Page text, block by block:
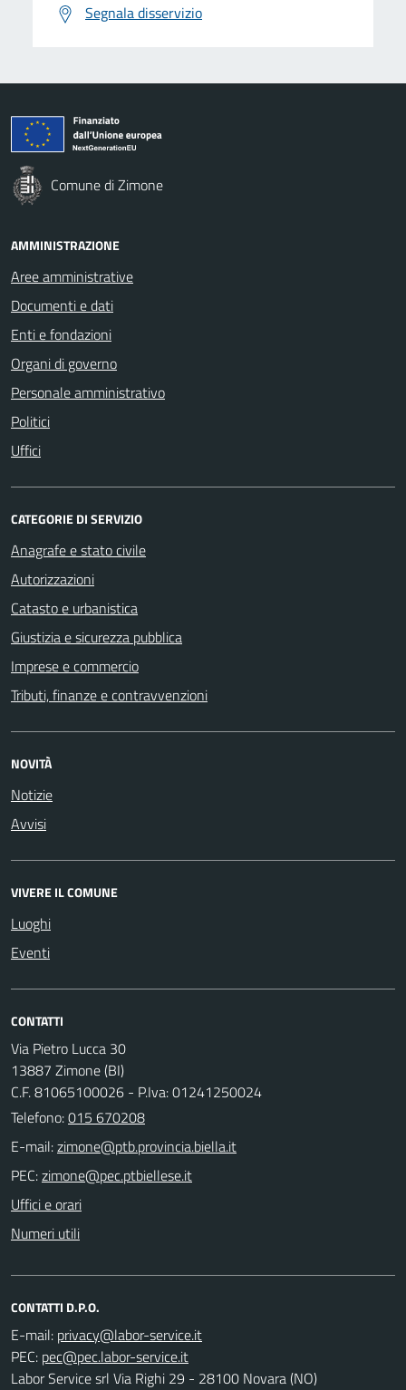
Segnala disservizio
Comune di Zimone
AMMINISTRAZIONE
Aree amministrative
Documenti e dati
Enti e fondazioni
Organi di governo
Personale amministrativo
Politici
Uffici
CATEGORIE DI SERVIZIO
Anagrafe e stato civile
Autorizzazioni
Catasto e urbanistica
Giustizia e sicurezza pubblica
Imprese e commercio
Tributi, finanze e contravvenzioni
NOVITÀ
Notizie
Avvisi
VIVERE IL COMUNE
Luoghi
Eventi
CONTATTI
Via Pietro Lucca 30
13887 Zimone (BI)
C.F. 81065100026 - P.Iva: 01241250024
Telefono:015 670208
E-mail:
PEC:
Uffici e orari
Numeri utili
CONTATTI D.P.O.
E-mail:
PEC:
Labor Service srl Via Righi 29 - 28100 Novara (NO)